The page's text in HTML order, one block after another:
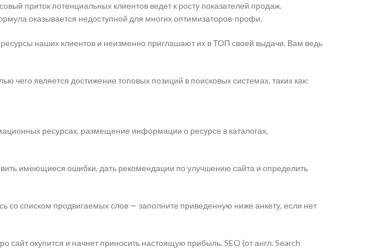
приток потенциальных клиентов ведет к росту показателей продаж.
оказывается недоступной для многих оптимизаторов-профи.
наших клиентов и неизменно приглашают их в ТОП своей выдачи. Вам ведь
является достижение топовых позиций в поисковых системах, таких как:
ресурсах, размещение информации о ресурсе в каталогах,
имеющиеся ошибки, дать рекомендации по улучшению сайта и определить
со списком продвигаемых слов — заполните приведенную ниже анкету, если нет
окупится и начнет приносить настоящую прибыль. SEO (от англ. Search